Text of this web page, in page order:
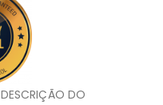
DESCRIÇÃO DO